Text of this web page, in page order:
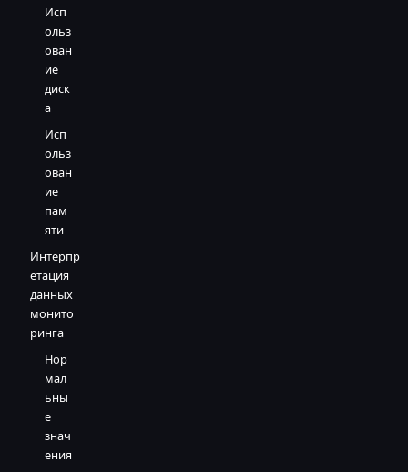
Исп
ольз
ован
ие
диск
а
Исп
ольз
ован
ие
пам
яти
Интерпр
етация
данных
монито
ринга
Нор
мал
ьны
е
знач
ения